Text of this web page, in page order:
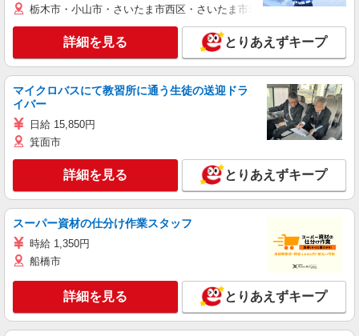
栃木市・小山市・さいたま市西区・さいたま市岩槻区・久喜市・蓮田
詳細を見る とりあえずキープ
マイクロバスにて教習所に通う生徒の送迎ドラ
イバー
日給 15,850円
箕面市
詳細を見る とりあえずキープ
スーパー資材の仕分け作業スタッフ
時給 1,350円
船橋市
詳細を見る とりあえずキープ